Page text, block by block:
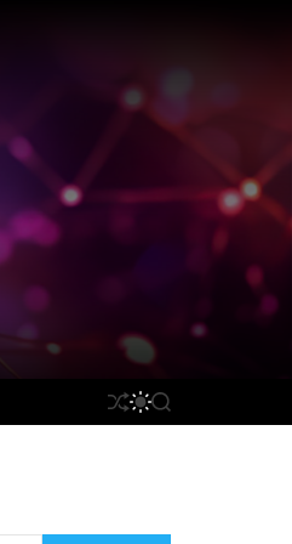
П
Е
С
П
Е
К
П
О